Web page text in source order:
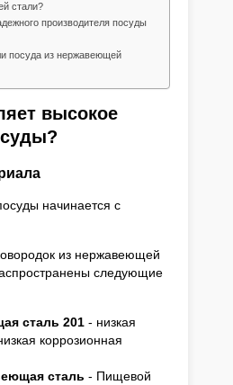
стали?
производителя посуды
посуда из нержавеющей
высокое
начинается с
из нержавеющей
следующие
сталь 201 - низкая
коррозионная
сталь - Пищевой